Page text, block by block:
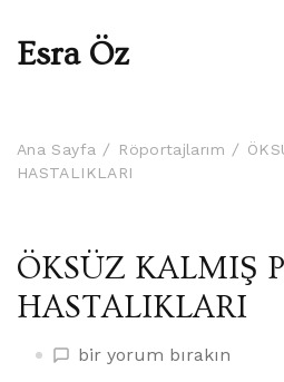
Esra Öz
Ana Sayfa Röportajlarım
HASTALIKLARI
ÖKSÜZ KALMIŞ
HASTALIKLARI
ÖKSÜZ
bir yorum bırakın